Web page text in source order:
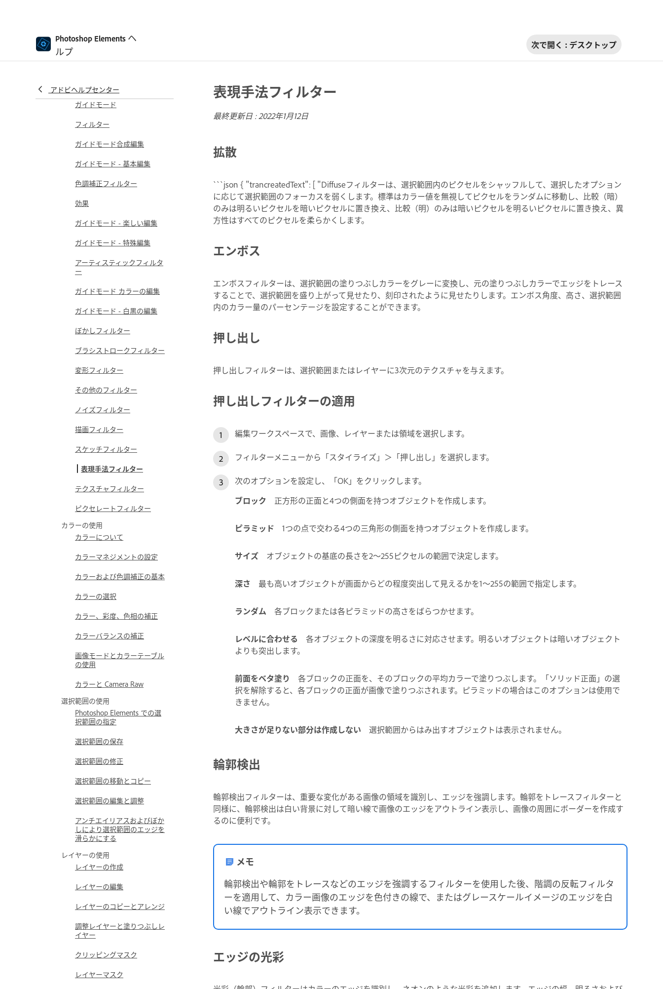
Photoshop Elements ヘ
ルプ
次で開く : デスクトップ
アドビヘルプセンター
Photoshop Elements で画像
を生成する
ガイド付き編集、効果、フィルター
ガイドモード
フィルター
ガイドモード合成編集
ガイドモード - 基本編集
色調補正フィルター
効果
ガイドモード - 楽しい編集
ガイドモード - 特殊編集
アーティスティックフィルタ
ー
ガイドモード カラーの編集
ガイドモード - 白黒の編集
ぼかしフィルター
ブラシストロークフィルター
変形フィルター
その他のフィルター
ノイズフィルター
描画フィルター
スケッチフィルター
表現手法フィルター
テクスチャフィルター
ピクセレートフィルター
カラーの使用
カラーについて
カラーマネジメントの設定
カラーおよび色調補正の基本
カラーの選択
カラー、彩度、色相の補正
カラーバランスの補正
画像モードとカラーテーブル
の使用
カラーと Camera Raw
選択範囲の使用
Photoshop Elements での選
択範囲の指定
選択範囲の保存
選択範囲の修正
選択範囲の移動とコピー
選択範囲の編集と調整
アンチエイリアスおよびぼか
しにより選択範囲のエッジを
滑らかにする
レイヤーの使用
レイヤーの作成
レイヤーの編集
レイヤーのコピーとアレンジ
調整レイヤーと塗りつぶしレ
イヤー
クリッピングマスク
レイヤーマスク
表現手法フィルター
最終更新日 :2022年1月12日
拡散
```json { "trancreatedText": [ "Diffuseフィルターは、選択範囲内のピクセルをシャッフルして、選択したオプション
に応じて選択範囲のフォーカスを弱くします。標準はカラー値を無視してピクセルをランダムに移動し、比較（暗）
のみは明るいピクセルを暗いピクセルに置き換え、比較（明）のみは暗いピクセルを明るいピクセルに置き換え、異
方性はすべてのピクセルを柔らかくします。
エンボス
エンボスフィルターは、選択範囲の塗りつぶしカラーをグレーに変換し、元の塗りつぶしカラーでエッジをトレース
することで、選択範囲を盛り上がって見せたり、刻印されたように見せたりします。エンボス角度、高さ、選択範囲
内のカラー量のパーセンテージを設定することができます。
押し出し
押し出しフィルターは、選択範囲またはレイヤーに3次元のテクスチャを与えます。
押し出しフィルターの適用
編集ワークスペースで、画像、レイヤーまたは領域を選択します。
フィルターメニューから「スタイライズ」＞「押し出し」を選択します。
次のオプションを設定し、「OK」をクリックします。
ブロック
正方形の正面と4つの側面を持つオブジェクトを作成します。
ピラミッド 1つの点で交わる4つの三角形の側面を持つオブジェクトを作成します。
サイズ オブジェクトの基底の長さを2〜255ピクセルの範囲で決定します。
深さ 最も高いオブジェクトが画面からどの程度突出して見えるかを1〜255の範囲で指定します。
ランダム 各ブロックまたは各ピラミッドの高さをばらつかせます。
レベルに合わせる
各オブジェクトの深度を明るさに対応させます。明るいオブジェクトは暗いオブジェクト
よりも突出します。
前面をベタ塗り
各ブロックの正面を、そのブロックの平均カラーで塗りつぶします。「ソリッド正面」の選
択を解除すると、各ブロックの正面が画像で塗りつぶされます。ピラミッドの場合はこのオプションは使用で
きません。
大きさが足りない部分は作成しない 選択範囲からはみ出すオブジェクトは表示されません。
輪郭検出
輪郭検出フィルターは、重要な変化がある画像の領域を識別し、エッジを強調します。輪郭をトレースフィルターと
同様に、輪郭検出は白い背景に対して暗い線で画像のエッジをアウトライン表示し、画像の周囲にボーダーを作成す
るのに便利です。
メモ
輪郭検出や輪郭をトレースなどのエッジを強調するフィルターを使用した後、階調の反転フィルタ
ーを適用して、カラー画像のエッジを色付きの線で、またはグレースケールイメージのエッジを白
い線でアウトライン表示できます。
エッジの光彩